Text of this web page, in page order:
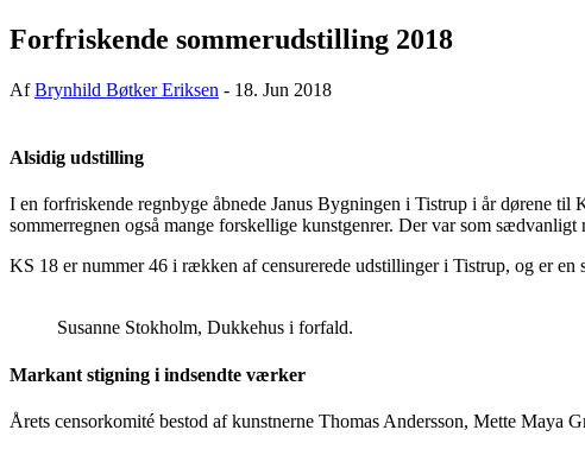
Forfriskende sommerudstilling 2018
AfBrynhild Bøtker Eriksen - 18. Jun 2018
Alsidig udstilling
I en forfriskende regnbyge åbnede Janus Bygningen i Tistrup i år
sommerregnen også mange forskellige kunstgenrer. Der var som
KS 18 er nummer 46 i rækken af censurerede udstillinger i Tistrup, og er
Susanne Stokholm, Dukkehus i forfald.
Markant stigning i indsendte værker
Årets censorkomité bestod af kunstnerne Thomas Andersson, Mette Maya